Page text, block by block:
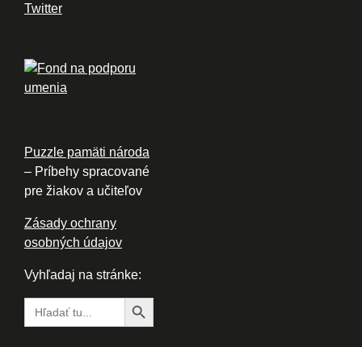
Twitter
Puzzle pamäti národa
– Príbehy spracované
pre žiakov a učiteľov
Zásady ochrany
osobných údajov
Vyhľadaj na stránke:
Search
for:
Search Button